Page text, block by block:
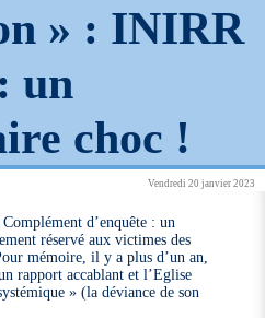
» : INIRR
un
choc !
Vendredi 20 janvier 2023
d’enquête : un
réservé aux victimes des
mémoire, il y a plus d’un an,
rapport accablant et l’Eglise
» (la déviance de son